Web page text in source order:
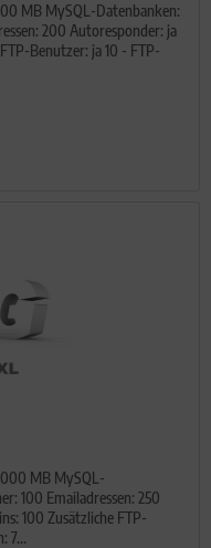
MB MySQL-Datenbanken:
200 Autoresponder: ja
Benutzer: ja 10 - FTP-
MB MySQL-
100 Emailadressen: 250
100 Zusätzliche FTP-
7...